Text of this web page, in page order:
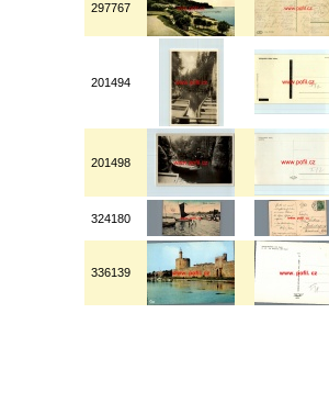
297767
201494
201498
324180
336139